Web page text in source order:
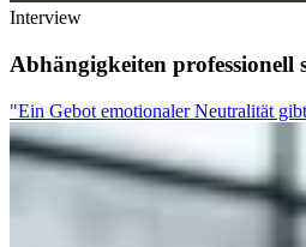
Interview
Abhängigkeiten professionell
"Ein Gebot emotionaler Neutralität